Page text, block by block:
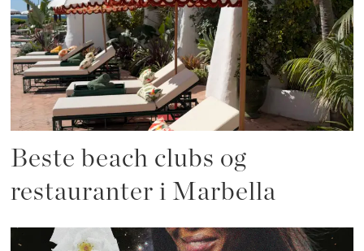
Beste beach clubs og
restauranter i Marbella